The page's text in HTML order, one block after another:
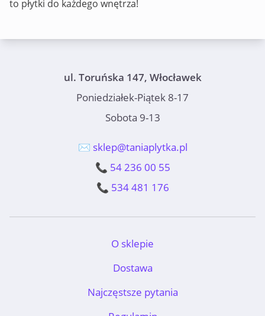
to płytki do każdego wnętrza!
ul. Toruńska 147, Włocławek
Poniedziałek-Piątek 8-17
Sobota 9-13
✉️ sklep@taniaplytka.pl
📞 54 236 00 55
📞 534 481 176
O sklepie
Dostawa
Najczęstsze pytania